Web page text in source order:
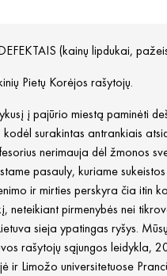
(kainų lipdukai,
Pietų Korėjos rašytojų.
į pajūrio miestą paminėti
kodėl surakintas antrankiais
nerimauja dėl žmonos
pasauly, kuriame
ir mirties perskyra čia itin
neteikiant pirmenybės nei
sieja ypatingas ryšys.
rašytojų sąjungos leidykla,
ir Limožo universitetuose